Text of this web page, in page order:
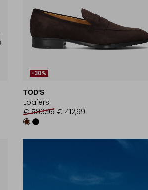
-30%
TOD'S
Loafers
€ 589,99 € 412,99